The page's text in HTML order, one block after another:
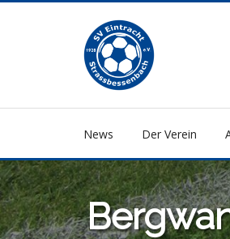
News Der Verein